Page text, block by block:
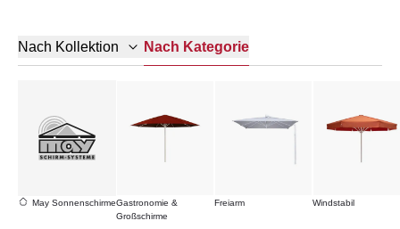
Nach Kollektion Nach Kategorie
May SonnenschirmeGastronomie &
Großschirme
Freiarm Windstabil